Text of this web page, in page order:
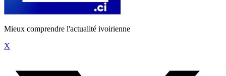
Mieux comprendre l'actualité ivoirienne
X